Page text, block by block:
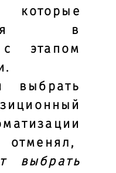
в
с этапом
выбрать
выбрать